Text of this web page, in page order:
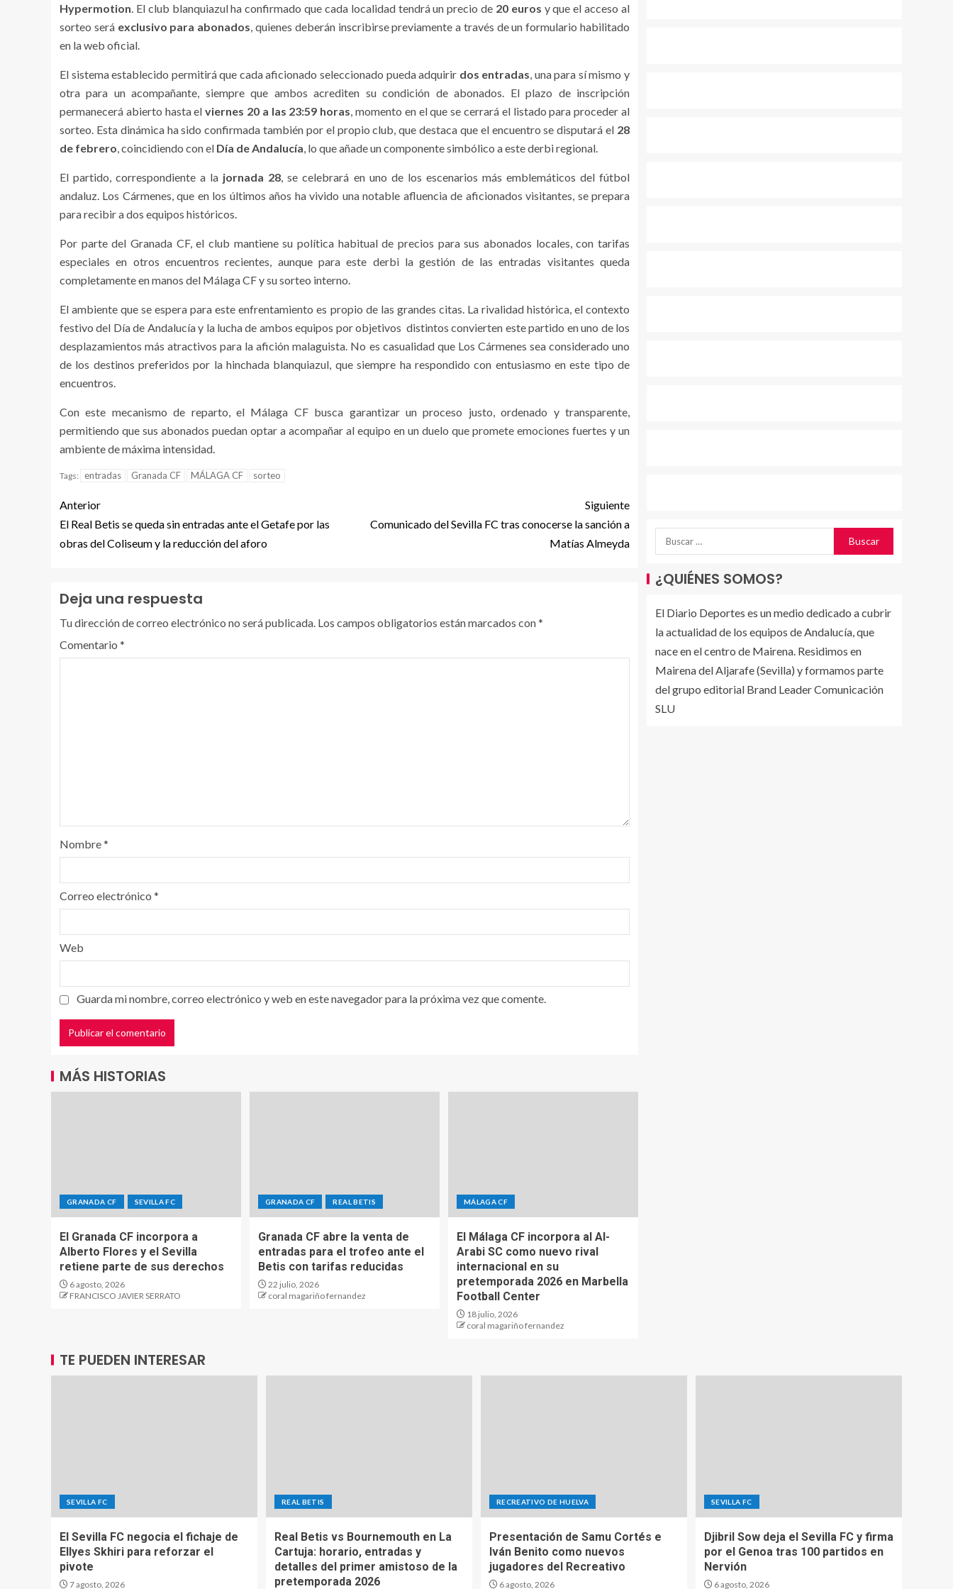
Hypermotion. El club blanquiazul ha confirmado que cada localidad tendrá un precio de 20 euros y que el acceso al
sorteo será exclusivo para abonados, quienes deberán inscribirse previamente a través de un formulario habilitado
en la web oficial.
El sistema establecido permitirá que cada aficionado seleccionado pueda adquirir dos entradas, una para sí mismo y
otra para un acompañante, siempre que ambos acrediten su condición de abonados. El plazo de inscripción
permanecerá abierto hasta elviernes 20 a las 23:59 horas, momento en el que se cerrará el listado para proceder al
sorteo. Esta dinámica ha sido confirmada también por el propio club, que destaca que el encuentro se disputará el 28
de febrero, coincidiendo con el Día de Andalucía, lo que añade un componente simbólico a este derbi regional.
El partido, correspondiente a la jornada 28, se celebrará en uno de los escenarios más emblemáticos del fútbol
andaluz. Los Cármenes, que en los últimos años ha vivido una notable afluencia de aficionados visitantes, se prepara
para recibir a dos equipos históricos.
Por parte del Granada CF, el club mantiene su política habitual de precios para sus abonados locales, con tarifas
especiales en otros encuentros recientes, aunque para este derbi la gestión de las entradas visitantes queda
completamente en manos del Málaga CF y su sorteo interno.
El ambiente que se espera para este enfrentamiento es propio de las grandes citas. La rivalidad histórica, el contexto
festivo del Día de Andalucía y la lucha de ambos equipos por objetivos distintos convierten este partido en uno de los
desplazamientos más atractivos para la afición malaguista. No es casualidad que Los Cármenes sea considerado uno
de los destinos preferidos por la hinchada blanquiazul, que siempre ha respondido con entusiasmo en este tipo de
encuentros.
Con este mecanismo de reparto, el Málaga CF busca garantizar un proceso justo, ordenado y transparente,
permitiendo que sus abonados puedan optar a acompañar al equipo en un duelo que promete emociones fuertes y un
ambiente de máxima intensidad.
Tags: entradas Granada CF MÁLAGA CF sorteo
Anterior
El Real Betis se queda sin entradas ante el Getafe por las
obras del Coliseum y la reducción del aforo
Siguiente
Comunicado del Sevilla FC tras conocerse la sanción a
Matías Almeyda
Deja una respuesta
Tu dirección de correo electrónico no será publicada. Los campos obligatorios están marcados con*
Comentario *
Nombre*
Correo electrónico *
Web
Guarda mi nombre, correo electrónico y web en este navegador para la próxima vez que comente.
MÁS HISTORIAS
GRANADA CF SEVILLA FC
El Granada CF incorpora a
Alberto Flores y el Sevilla
retiene parte de sus derechos
6 agosto, 2026
FRANCISCO JAVIER SERRATO
GRANADA CF REAL BETIS
Granada CF abre la venta de
entradas para el trofeo ante el
Betis con tarifas reducidas
22 julio, 2026
coral magariño fernandez
MÁLAGA CF
El Málaga CF incorpora al Al-
Arabi SC como nuevo rival
internacional en su
pretemporada 2026 en Marbella
Football Center
18 julio, 2026
coral magariño fernandez
¿QUIÉNES SOMOS?
El Diario Deportes es un medio dedicado a cubrir
la actualidad de los equipos de Andalucía, que
nace en el centro de Mairena. Residimos en
Mairena del Aljarafe (Sevilla) y formamos parte
del grupo editorial Brand Leader Comunicación
SLU
TE PUEDEN INTERESAR
SEVILLA FC
El Sevilla FC negocia el fichaje de
Ellyes Skhiri para reforzar el
pivote
7 agosto, 2026
REAL BETIS
Real Betis vs Bournemouth en La
Cartuja: horario, entradas y
detalles del primer amistoso de la
pretemporada 2026
RECREATIVO DE HUELVA
Presentación de Samu Cortés e
Iván Benito como nuevos
jugadores del Recreativo
6 agosto, 2026
SEVILLA FC
Djibril Sow deja el Sevilla FC y firma
por el Genoa tras 100 partidos en
Nervión
6 agosto, 2026